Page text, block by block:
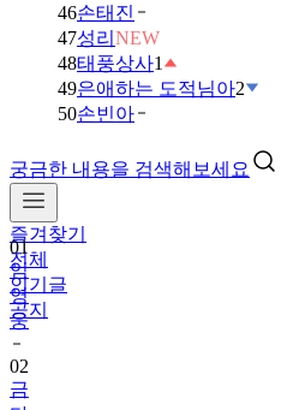
46손태진
47성리 NEW
48태풍상사1
49은애하는 도적님아2
50손빈아
궁금한 내용을 검색해보세요
즐겨찾기
전체
인기글
공지
01
임
영
웅
02
금